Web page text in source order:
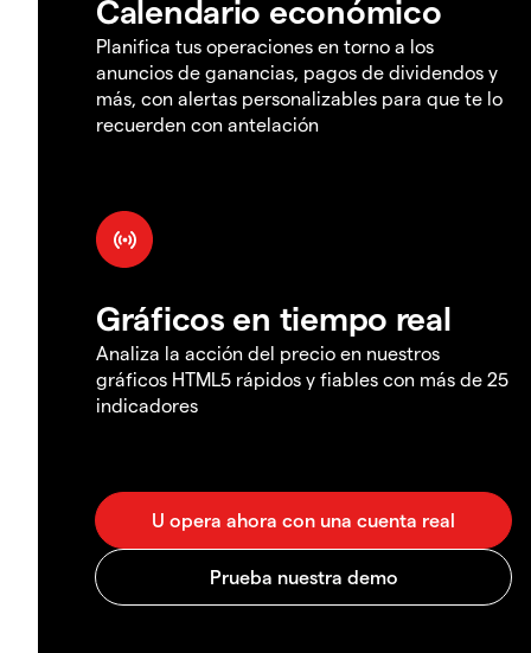
Calendario económico
Planifica tus operaciones en torno a los
anuncios de ganancias, pagos de dividendos y
más, con alertas personalizables para que te lo
recuerden con antelación
Gráficos en tiempo real
Analiza la acción del precio en nuestros
gráficos HTML5 rápidos y fiables con más de 25
indicadores